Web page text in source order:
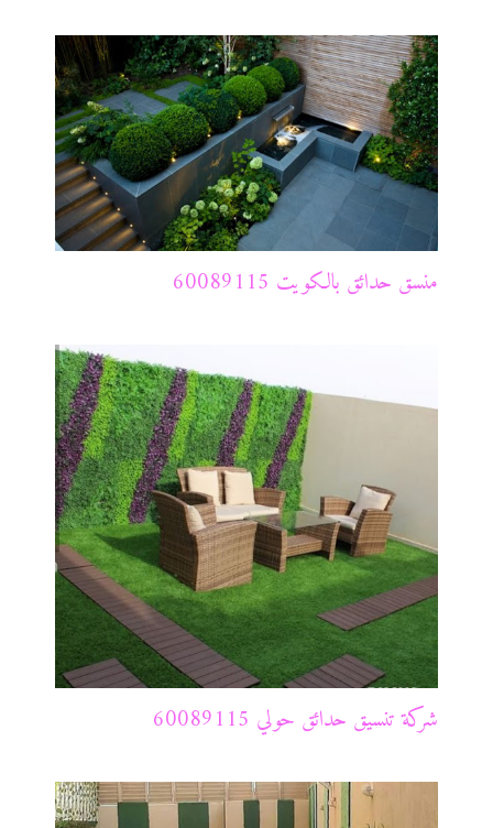
منسق حدائق بالكويت 60089115
شركة تنسيق حدائق حولي 60089115